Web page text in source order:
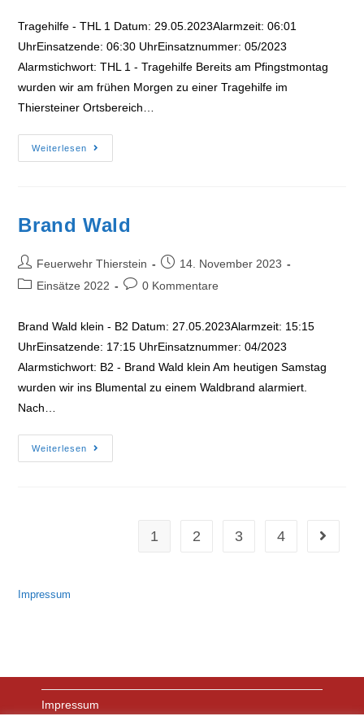
Tragehilfe - THL 1 Datum: 29.05.2023Alarmzeit: 06:01
UhrEinsatzende: 06:30 UhrEinsatznummer: 05/2023
Alarmstichwort: THL 1 - Tragehilfe Bereits am Pfingstmontag
wurden wir am frühen Morgen zu einer Tragehilfe im
Thiersteiner Ortsbereich…
Weiterlesen
Tragehilfe
THL1
Brand Wald
Beitrags-
Autor:
Feuerwehr Thierstein
Beitrag14. November 2023
Beitrags-
Einsätze 2022
Beitrags-
0 Kommentare
Brand Wald klein - B2 Datum: 27.05.2023Alarmzeit: 15:15
UhrEinsatzende: 17:15 UhrEinsatznummer: 04/2023
Alarmstichwort: B2 - Brand Wald klein Am heutigen Samstag
wurden wir ins Blumental zu einem Waldbrand alarmiert.
Nach…
Weiterlesen
Brand
Wald
1 2 3 4 Gehe
Impressum
Impressum